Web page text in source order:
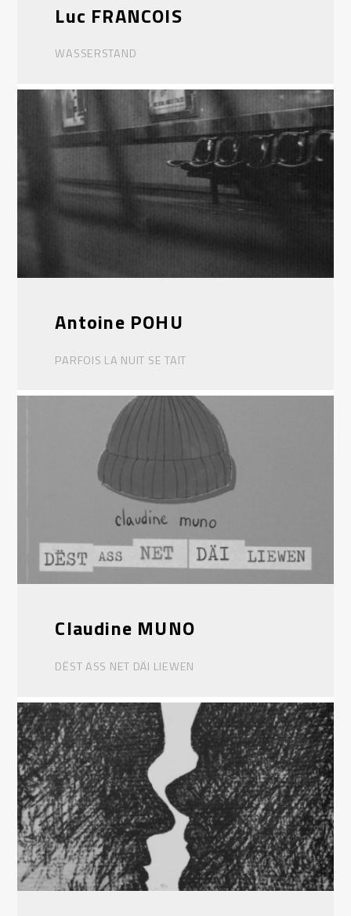
Luc FRANCOIS
WASSERSTAND
Antoine POHU
PARFOIS LA NUIT SE TAIT
Claudine MUNO
DËST ASS NET DÄI LIEWEN